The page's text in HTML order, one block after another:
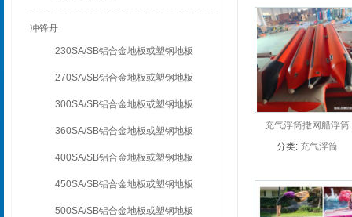
冲锋舟
230SA/SB铝合金地板或塑钢地板
270SA/SB铝合金地板或塑钢地板
300SA/SB铝合金地板或塑钢地板
360SA/SB铝合金地板或塑钢地板
400SA/SB铝合金地板或塑钢地板
450SA/SB铝合金地板或塑钢地板
500SA/SB铝合金地板或塑钢地板
充气浮筒撒网船浮筒
分类: 充气浮筒